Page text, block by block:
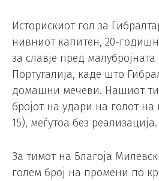
Историскиот гол за
нивниот капитен, 20-
за славје пред
Португалија, каде што
домашни мечеви. Нашиот
бројот на удари на голот
15), меѓутоа без реализација.
За тимот на Благоја
голем број на промени по